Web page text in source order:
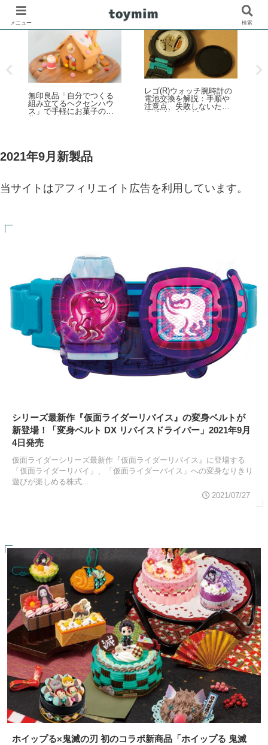
無印良品「自分でつくる
組み立てるヘクセンハウ
ス」で手軽にお菓子の家
作りレビュー
レゴ(R)ウォッチ腕時計の
電池交換を解説：手順や
注意点、失敗しないため
のポイントなど
2021年9月新製品
当サイトはアフィリエイト広告を利用しています。
シリーズ最新作『仮面ライダーリバイス』の変身ベルトが
新登場！「変身ベルト DX リバイスドライバー」2021年9月
4日発売
仮面ライダーシリーズ最新作『仮面ライダーリバイス』に登場する
「仮面ライダーリバイ」、「仮面ライダーバイス」への変身なりきり
遊びが楽しめる株式...
2021/07/27
ホイップる×鬼滅の刃 初のコラボ新商品「ホイップる 鬼滅
メニュー 検索